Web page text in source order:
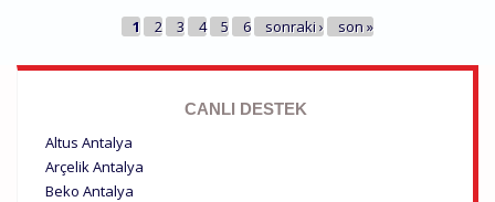
1 2 3 4 5 6 sonraki › son »
CANLI DESTEK
Altus Antalya
Arçelik Antalya
Beko Antalya